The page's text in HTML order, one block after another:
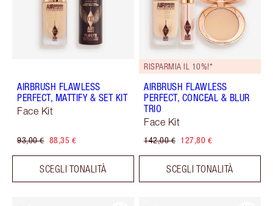
AIRBRUSH FLAWLESS
PERFECT, MATTIFY & SET KIT
Face Kit
93,00 € 88,35 €
SCEGLI TONALITÀ
RISPARMIA IL 10%!*
AIRBRUSH FLAWLESS
PERFECT, CONCEAL & BLUR
TRIO
Face Kit
142,00 € 127,80 €
SCEGLI TONALITÀ